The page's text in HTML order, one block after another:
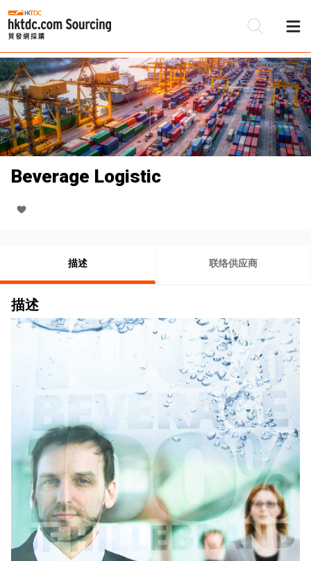
Beverage Logistic
描述 联络供应商
描述